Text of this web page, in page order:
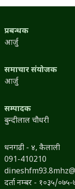
प्रबन्धक
आर्जु
समाचार संयोजक
आर्जु
सम्पादक
बुन्दीलाल चौधरी
धनगढी - ४, कैलाली
091-410210
दर्ता नम्बर - १०३५/०७५-